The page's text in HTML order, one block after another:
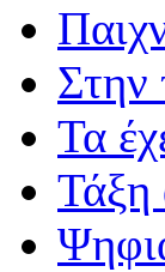
Στην
Τα
Τάξη